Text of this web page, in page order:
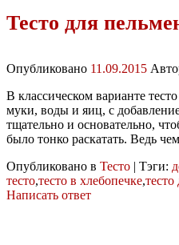
Тесто для
Опубликовано 11.09.2015
В классическом варианте
муки, воды и яиц, с
тщательно и основательно,
было тонко раскатать. Ведь чем
Опубликовано в Тесто | Тэги:
тесто,тесто в хлебопечке,тесто
Написать ответ